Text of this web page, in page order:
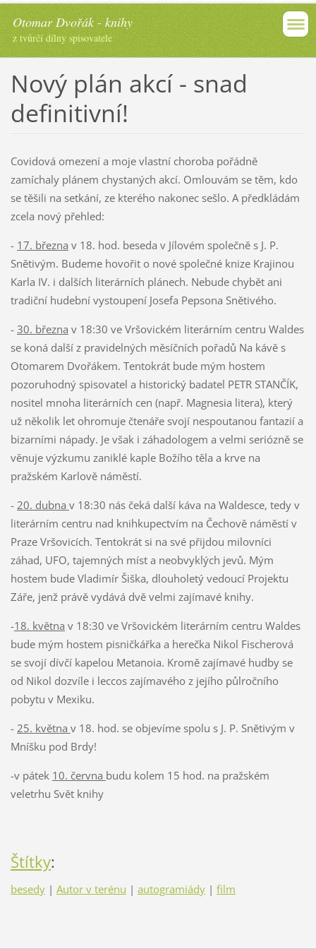
Otomar Dvořák - knihy
z tvůrčí dílny spisovatele
Nový plán akcí - snad
definitivní!
Covidová omezení a moje vlastní choroba pořádně
zamíchaly plánem chystaných akcí. Omlouvám se těm, kdo
se těšili na setkání, ze kterého nakonec sešlo. A předkládám
zcela nový přehled:
- 17. března v 18. hod. beseda v Jílovém společně s J. P.
Snětivým. Budeme hovořit o nové společné knize Krajinou
Karla IV. i dalších literárních plánech. Nebude chybět ani
tradiční hudební vystoupení Josefa Pepsona Snětivého.
- 30. března v 18:30 ve Vršovickém literárním centru Waldes
se koná další z pravidelných měsíčních pořadů Na kávě s
Otomarem Dvořákem. Tentokrát bude mým hostem
pozoruhodný spisovatel a historický badatel PETR STANČÍK,
nositel mnoha literárních cen (např. Magnesia litera), který
už několik let ohromuje čtenáře svojí nespoutanou fantazií a
bizarními nápady. Je však i záhadologem a velmi seriózně se
věnuje výzkumu zaniklé kaple Božího těla a krve na
pražském Karlově náměstí.
- 20. dubna v 18:30 nás čeká další káva na Waldesce, tedy v
literárním centru nad knihkupectvím na Čechově náměstí v
Praze Vršovicích. Tentokrát si na své přijdou milovníci
záhad, UFO, tajemných míst a neobvyklých jevů. Mým
hostem bude Vladimír Šiška, dlouholetý vedoucí Projektu
Záře, jenž právě vydává dvě velmi zajímavé knihy.
-18. května v 18:30 ve Vršovickém literárním centru Waldes
bude mým hostem pisničkářka a herečka Nikol Fischerová
se svojí dívčí kapelou Metanoia. Kromě zajímavé hudby se
od Nikol dozvíle i leccos zajímavého z jejího půlročního
pobytu v Mexiku.
- 25. května v 18. hod. se objevíme spolu s J. P. Snětivým v
Mníšku pod Brdy!
-v pátek 10. června budu kolem 15 hod. na pražském
veletrhu Svět knihy
Štítky:
besedy | Autor v terénu | autogramiády | film